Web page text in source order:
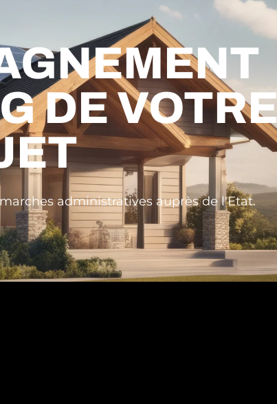
DE VOTRE
administratives auprès de l'Etat.